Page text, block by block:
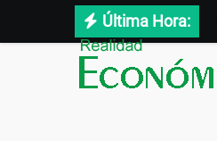
Última Hora: